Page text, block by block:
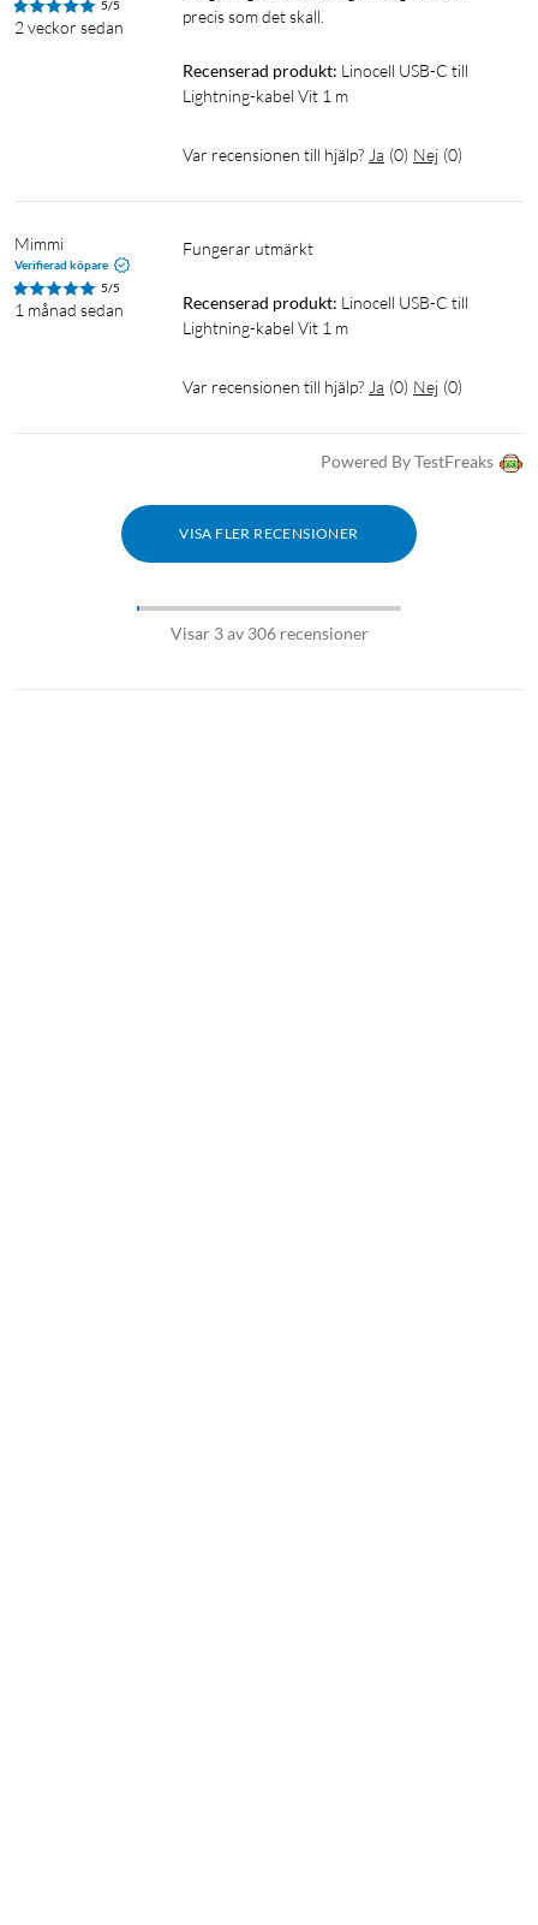
5/5
2 veckor sedan
precis som det skall.
Recenserad produkt: Linocell USB-C till
Lightning-kabel Vit 1 m
Var recensionen till hjälp? Ja (0) Nej (0)
Mimmi
Verifierad köpare
5/5
1 månad sedan
Fungerar utmärkt
Recenserad produkt: Linocell USB-C till
Lightning-kabel Vit 1 m
Var recensionen till hjälp? Ja (0) Nej (0)
Powered By TestFreaks
VISA FLER RECENSIONER
Visar 3 av 306 recensioner